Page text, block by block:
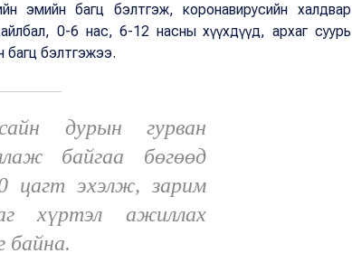
эмийн багц бэлтгэж, коронавирусийн халдвар
0-6 нас, 6-12 насны хүүхдүүд, архаг суурь
багц бэлтгэжээ.
дурын гурван
байгаа бөгөөд
цагт эхэлж, зарим
хүртэл ажиллах
байна.